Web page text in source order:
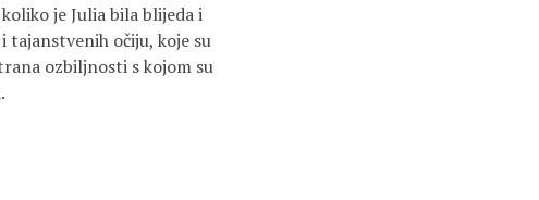
je Julia bila blijeda i
tajanstvenih očiju, koje su
ozbiljnosti s kojom su